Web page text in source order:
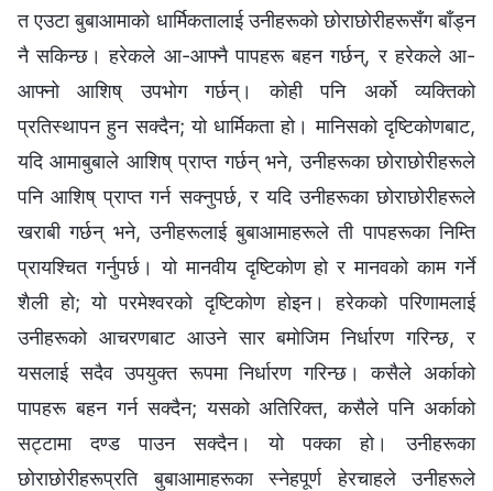
त एउटा बुबाआमाको धार्मिकतालाई उनीहरूको छोराछोरीहरूसँग बाँड्न
नै सकिन्छ। हरेकले आ-आफ्नै पापहरू बहन गर्छन्, र हरेकले आ-
आफ्नो आशिष्‌ उपभोग गर्छन्। कोही पनि अर्को व्यक्तिको
प्रतिस्थापन हुन सक्दैन; यो धार्मिकता हो। मानिसको दृष्टिकोणबाट,
यदि आमाबुबाले आशिष्‌ प्राप्त गर्छन् भने, उनीहरूका छोराछोरीहरूले
पनि आशिष्‌ प्राप्त गर्न सक्‍नुपर्छ, र यदि उनीहरूका छोराछोरीहरूले
खराबी गर्छन् भने, उनीहरूलाई बुबाआमाहरूले ती पापहरूका निम्ति
प्रायश्‍चित गर्नुपर्छ। यो मानवीय दृष्टिकोण हो र मानवको काम गर्ने
शैली हो; यो परमेश्‍वरको दृष्टिकोण होइन। हरेकको परिणामलाई
उनीहरूको आचरणबाट आउने सार बमोजिम निर्धारण गरिन्छ, र
यसलाई सदैव उपयुक्त रूपमा निर्धारण गरिन्छ। कसैले अर्काको
पापहरू बहन गर्न सक्दैन; यसको अतिरिक्त, कसैले पनि अर्काको
सट्टामा दण्ड पाउन सक्दैन। यो पक्का हो। उनीहरूका
छोराछोरीहरूप्रति बुबाआमाहरूका स्‍नेहपूर्ण हेरचाहले उनीहरूले